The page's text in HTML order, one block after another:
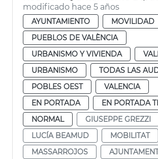
modificado hace 5 años
AYUNTAMIENTO
MOVILIDAD
PUEBLOS DE VALÈNCIA
URBANISMO Y VIVIENDA
URBANISMO
TODAS LAS
POBLES OEST
VALENCIA
EN PORTADA
EN PORTADA
NORMAL
GIUSEPPE GREZZI
LUCÍA BEAMUD
MOBILITAT
MASSARROJOS